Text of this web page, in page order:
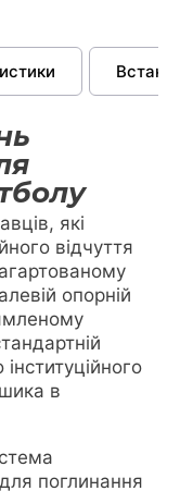
які
відчуття
опорній
в
поглинання